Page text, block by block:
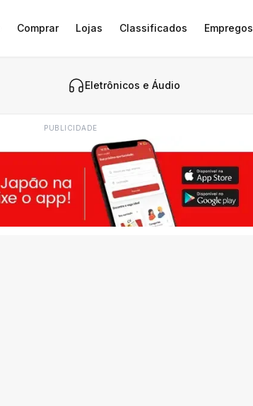
Comprar Lojas Classificados Empregos
Eletrônicos e Áudio
PUBLICIDADE